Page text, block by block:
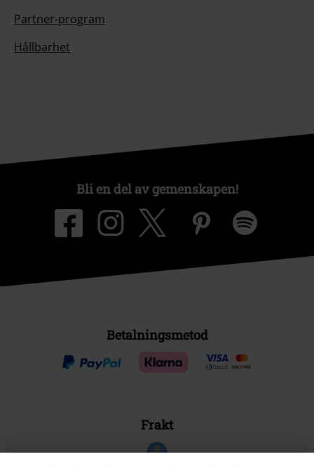
Partner-program
Hållbarhet
Bli en del av gemenskapen!
Betalningsmetod
Frakt